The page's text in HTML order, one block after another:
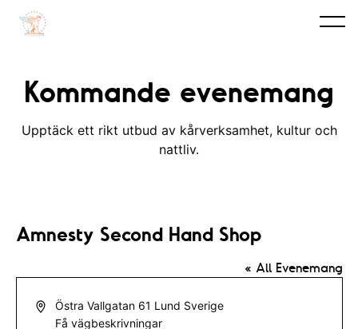
Kommande evenemang
Upptäck ett rikt utbud av kårverksamhet, kultur och
nattliv.
Amnesty Second Hand Shop
« All Evenemang
A
Östra Vallgatan 61 Lund Sverige
Få vägbeskrivningar